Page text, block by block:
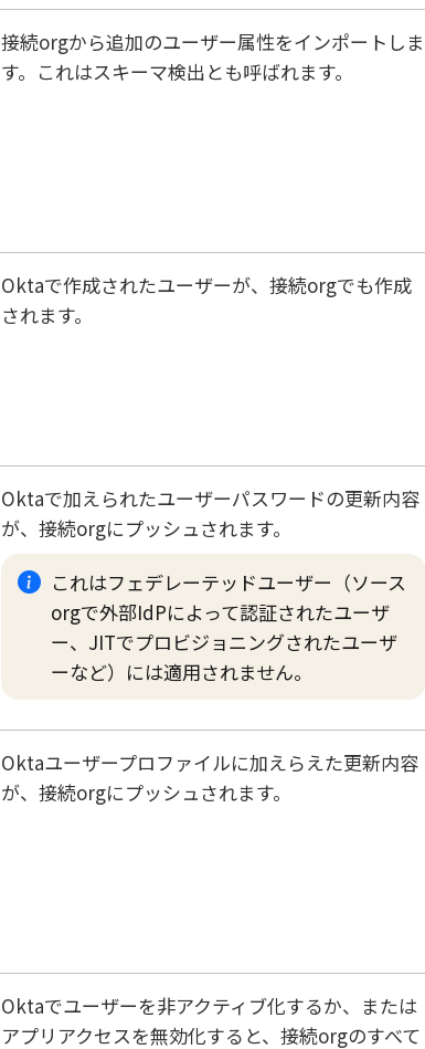
接続orgから追加のユーザー属性をインポートしま
す。これはスキーマ検出とも呼ばれます。
Oktaで作成されたユーザーが、接続orgでも作成
されます。
Oktaで加えられたユーザーパスワードの更新内容
が、接続orgにプッシュされます。
これはフェデレーテッドユーザー（ソース
orgで外部IdPによって認証されたユーザ
ー、JITでプロビジョニングされたユーザ
ーなど）には適用されません。
Oktaユーザープロファイルに加えらえた更新内容
が、接続orgにプッシュされます。
Oktaでユーザーを非アクティブ化するか、または
アプリアクセスを無効化すると、接続orgのすべて